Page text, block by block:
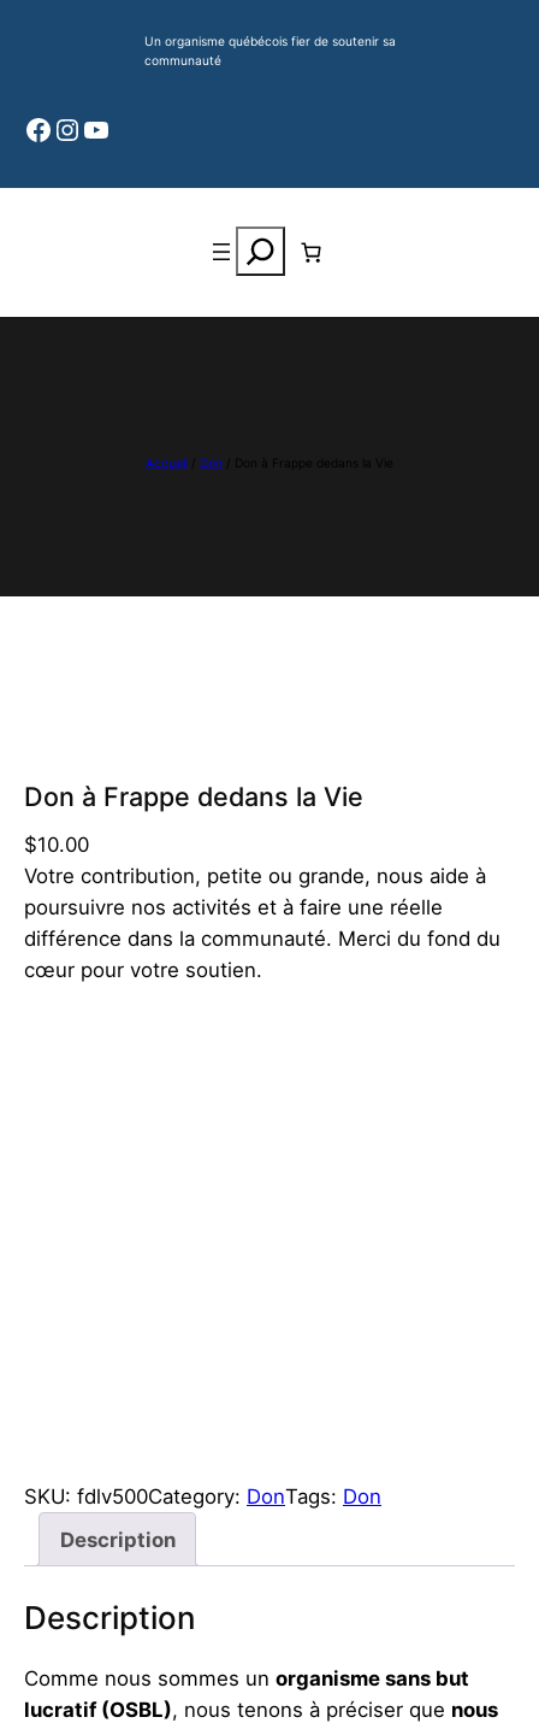
Un organisme québécois fier de soutenir sa
communauté
Facebook
Instagram
YouTube
Search
Accueil Don / Don à Frappe dedans la Vie
Don à Frappe dedans la Vie
$10.00
Votre contribution, petite ou grande, nous aide à
poursuivre nos activités et à faire une réelle
différence dans la communauté. Merci du fond du
cœur pour votre soutien.
SKU: fdlv500Category: DonTags: Don
Description
Description
Comme nous sommes un organisme sans but
lucratif (OSBL), nous tenons à préciser que nous